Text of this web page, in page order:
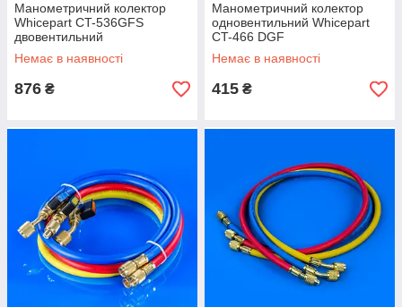
Манометричний колектор
Whicepart CT-536GFS
двовентильний
Немає в наявності
876 ₴
Манометричний колектор
одновентильний Whicepart
CT-466 DGF
Немає в наявності
415 ₴